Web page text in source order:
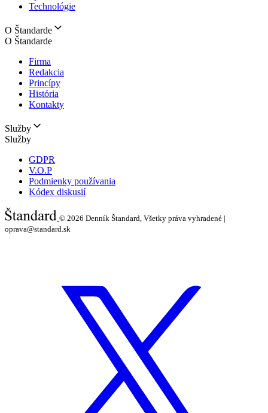
Technológie
O Štandarde
O Štandarde
Firma
Redakcia
Princípy
História
Kontakty
Služby
Služby
GDPR
V.O.P
Podmienky používania
Kódex diskusií
© 2026 Denník Štandard, Všetky práva vyhradené |
oprava@standard.sk